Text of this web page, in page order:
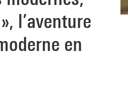
l’aventure
en